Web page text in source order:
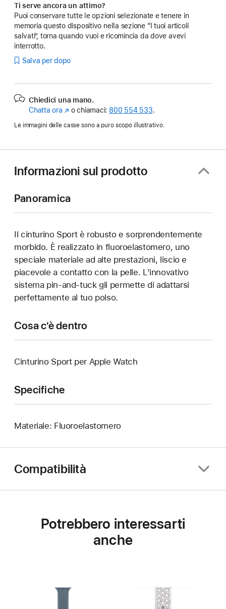
Ti serve ancora un attimo?
Puoi conservare tutte le opzioni selezionate e tenere in
memoria questo dispositivo nella sezione “I tuoi articoli
salvati”, torna quando vuoi e ricomincia da dove avevi
interrotto.
Salva per dopo
Chiedici una mano.
Chatta ora (Si
nuova
o chiamaci: 800 554 533.
Le immagini delle casse sono a puro scopo illustrativo.
Informazioni sul prodotto
Panoramica
Il cinturino Sport è robusto e sorprendentemente
morbido. È realizzato in fluoroelastomero, uno
speciale materiale ad alte prestazioni, liscio e
piacevole a contatto con la pelle. L’innovativo
sistema pin-and-tuck gli permette di adattarsi
perfettamente al tuo polso.
Cosa c’è dentro
Cinturino Sport per Apple Watch
Specifiche
Materiale: Fluoroelastomero
Compatibilità
Potrebbero interessarti
anche